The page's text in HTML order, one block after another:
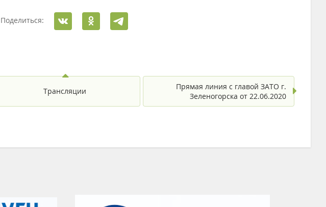
Поделиться:
Трансляции
Прямая линия с главой ЗАТО г.
Зеленогорска от 22.06.2020